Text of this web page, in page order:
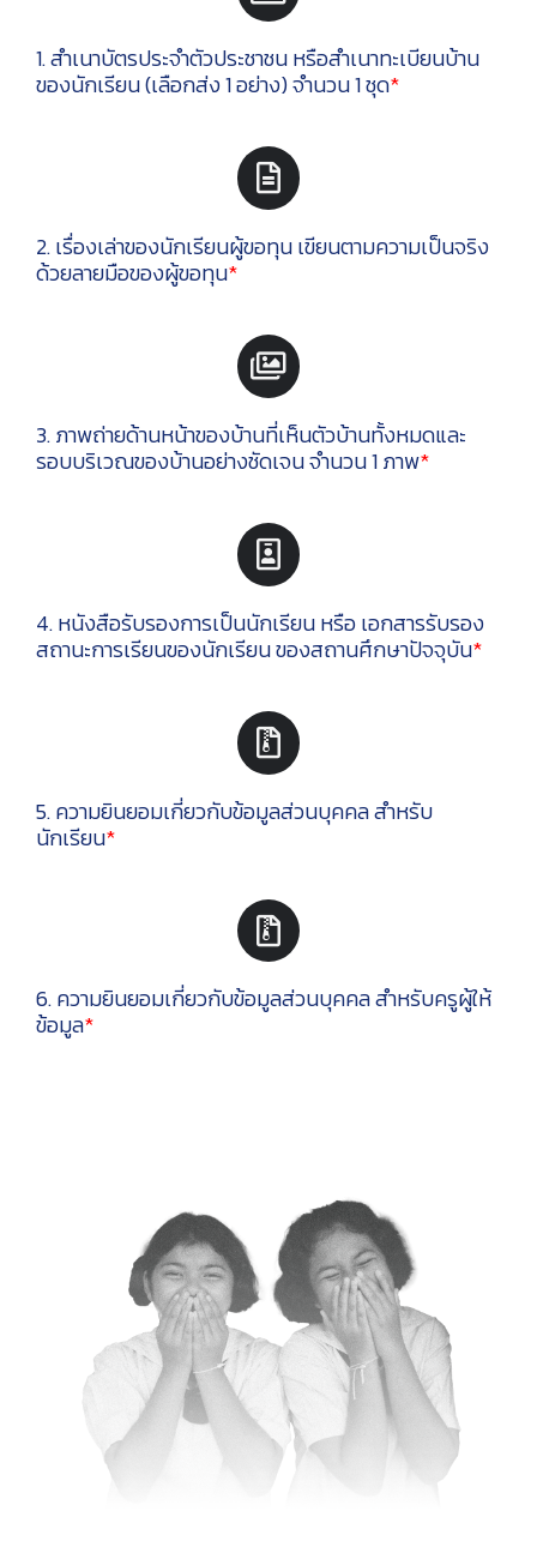
1. สำเนาบัตรประจำตัวประชาชน หรือสำเนาทะเบียนบ้าน
ของนักเรียน (เลือกส่ง 1 อย่าง) จำนวน 1 ชุด*
2. เรื่องเล่าของนักเรียนผู้ขอทุน เขียนตามความเป็นจริง
ด้วยลายมือของผู้ขอทุน*
3. ภาพถ่ายด้านหน้าของบ้านที่เห็นตัวบ้านทั้งหมดและ
รอบบริเวณของบ้านอย่างชัดเจน จำนวน 1 ภาพ*
4. หนังสือรับรองการเป็นนักเรียน หรือ เอกสารรับรอง
สถานะการเรียนของนักเรียน ของสถานศึกษาปัจจุบัน*
5. ความยินยอมเกี่ยวกับข้อมูลส่วนบุคคล สำหรับ
นักเรียน*
6. ความยินยอมเกี่ยวกับข้อมูลส่วนบุคคล สำหรับครูผู้ให้
ข้อมูล*